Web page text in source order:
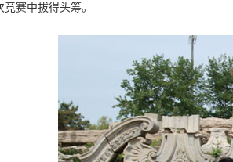
赛中拔得头筹。